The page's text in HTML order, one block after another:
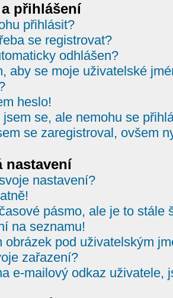
přihlášení
přihlásit?
se registrovat?
odhlášen?
aby se moje uživatelské
heslo!
se, ale nemohu se
se zaregistroval, ovšem
nastavení
nastavení?
pásmo, ale je to stále
na seznamu!
obrázek pod uživatelským
zařazení?
e-mailový odkaz uživatele,